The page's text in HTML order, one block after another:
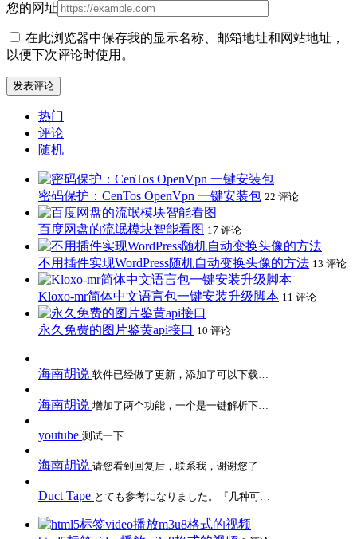
您的网址
在此浏览器中保存我的显示名称、邮箱地址和网站地址，
以便下次评论时使用。
热门
评论
随机
密码保护：CenTos OpenVpn 一键安装包 22 评论
百度网盘的流氓模块智能看图 17 评论
不用插件实现WordPress随机自动变换头像的方法 13 评论
Kloxo-mr简体中文语言包一键安装升级脚本 11 评论
永久免费的图片鉴黄api接口 10 评论
海南胡说 软件已经做了更新，添加了可以下载…
海南胡说 增加了两个功能，一个是一键解析下…
youtube 测试一下
海南胡说 请您看到回复后，联系我，谢谢您了
Duct Tape とても参考になりました。『几种可…